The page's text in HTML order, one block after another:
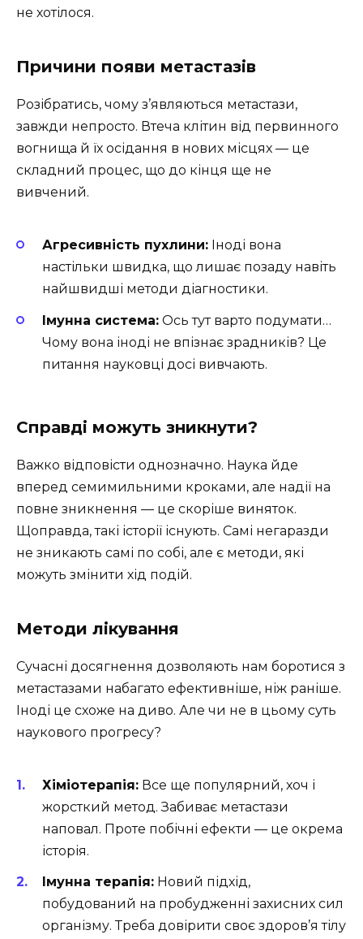
не хотілося.
Причини появи метастазів
Розібратись, чому з’являються метастази,
завжди непросто. Втеча клітин від первинного
вогнища й їх осідання в нових місцях — це
складний процес, що до кінця ще не
вивчений.
Агресивність пухлини: Іноді вона
настільки швидка, що лишає позаду навіть
найшвидші методи діагностики.
Імунна система: Ось тут варто подумати…
Чому вона іноді не впізнає зрадників? Це
питання науковці досі вивчають.
Справді можуть зникнути?
Важко відповісти однозначно. Наука йде
вперед семимильними кроками, але надії на
повне зникнення — це скоріше виняток.
Щоправда, такі історії існують. Самі негаразди
не зникають самі по собі, але є методи, які
можуть змінити хід подій.
Методи лікування
Сучасні досягнення дозволяють нам боротися з
метастазами набагато ефективніше, ніж раніше.
Іноді це схоже на диво. Але чи не в цьому суть
наукового прогресу?
Хіміотерапія: Все ще популярний, хоч і
жорсткий метод. Забиває метастази
наповал. Проте побічні ефекти — це окрема
історія.
Імунна терапія: Новий підхід,
побудований на пробудженні захисних сил
організму. Треба довірити своє здоров’я тілу